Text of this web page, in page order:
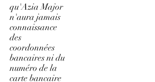
qu'Azia Major
n'aura jamais
connaissance
des
coordonnées
bancaires ni du
numéro de la
carte bancaire